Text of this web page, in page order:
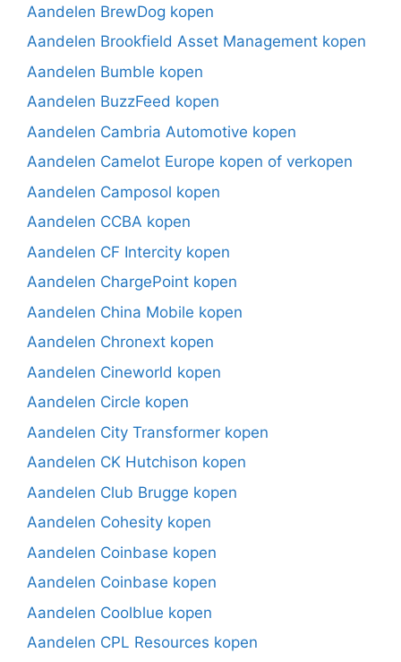
Aandelen BrewDog kopen
Aandelen Brookfield Asset Management kopen
Aandelen Bumble kopen
Aandelen BuzzFeed kopen
Aandelen Cambria Automotive kopen
Aandelen Camelot Europe kopen of verkopen
Aandelen Camposol kopen
Aandelen CCBA kopen
Aandelen CF Intercity kopen
Aandelen ChargePoint kopen
Aandelen China Mobile kopen
Aandelen Chronext kopen
Aandelen Cineworld kopen
Aandelen Circle kopen
Aandelen City Transformer kopen
Aandelen CK Hutchison kopen
Aandelen Club Brugge kopen
Aandelen Cohesity kopen
Aandelen Coinbase kopen
Aandelen Coinbase kopen
Aandelen Coolblue kopen
Aandelen CPL Resources kopen